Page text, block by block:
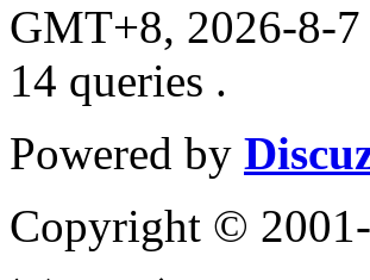
GMT+8, 2026-8-7
14 queries .
Powered by
Copyright ©